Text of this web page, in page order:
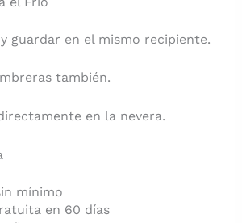
guardar en el mismo recipiente.
también.
en la nevera.
mínimo
en 60 días